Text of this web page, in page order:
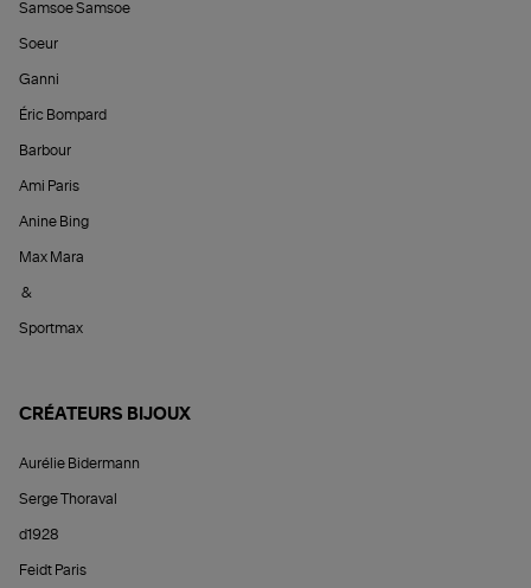
Samsoe Samsoe
Soeur
Ganni
Éric Bompard
Barbour
Ami Paris
Anine Bing
Max Mara
&
Sportmax
CRÉATEURS BIJOUX
Aurélie Bidermann
Serge Thoraval
d1928
Feidt Paris